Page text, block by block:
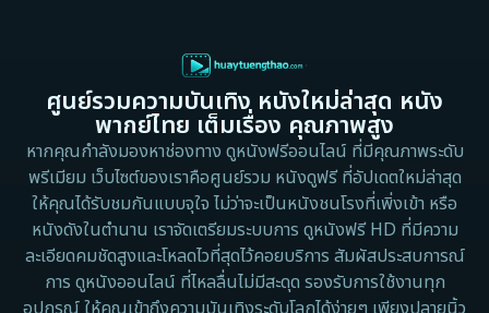
ศูนย์รวมความบันเทิง หนังใหม่ล่าสุด หนัง
พากย์ไทย เต็มเรื่อง คุณภาพสูง
หากคุณกำลังมองหาช่องทาง ดูหนังฟรีออนไลน์ ที่มีคุณภาพระดับ
พรีเมียม เว็บไซต์ของเราคือศูนย์รวม หนังดูฟรี ที่อัปเดตใหม่ล่าสุด
ให้คุณได้รับชมกันแบบจุใจ ไม่ว่าจะเป็นหนังชนโรงที่เพิ่งเข้า หรือ
หนังดังในตำนาน เราจัดเตรียมระบบการ ดูหนังฟรี HD ที่มีความ
ละเอียดคมชัดสูงและโหลดไวที่สุดไว้คอยบริการ สัมผัสประสบการณ์
การ ดูหนังออนไลน์ ที่ไหลลื่นไม่มีสะดุด รองรับการใช้งานทุก